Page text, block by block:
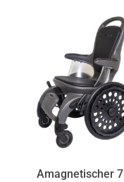
Amagnetischer 7